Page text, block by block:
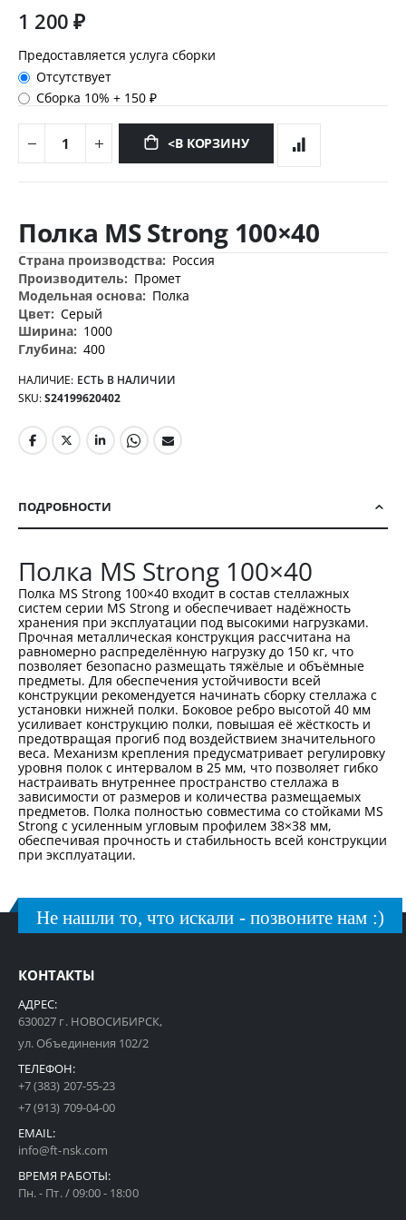
1 200 ₽
Предоставляется услуга сборки
Отсутствует
Сборка 10%+ 150 ₽
<В КОРЗИНУ
к
началу
галереи
изображений
Полка MS Strong 100×40
Дополнительная
информация
Россия
Промет
Полка
Серый
1000
400
НАЛИЧИЕ: ЕСТЬ В НАЛИЧИИ
SKU S24199620402
ПОДРОБНОСТИ
Полка MS Strong 100×40
Полка MS Strong 100×40 входит в состав стеллажных
систем серии MS Strong и обеспечивает надёжность
хранения при эксплуатации под высокими нагрузками.
Прочная металлическая конструкция рассчитана на
равномерно распределённую нагрузку до 150 кг, что
позволяет безопасно размещать тяжёлые и объёмные
предметы. Для обеспечения устойчивости всей
конструкции рекомендуется начинать сборку стеллажа с
установки нижней полки. Боковое ребро высотой 40 мм
усиливает конструкцию полки, повышая её жёсткость и
предотвращая прогиб под воздействием значительного
веса. Механизм крепления предусматривает регулировку
уровня полок с интервалом в 25 мм, что позволяет гибко
настраивать внутреннее пространство стеллажа в
зависимости от размеров и количества размещаемых
предметов. Полка полностью совместима со стойками MS
Strong с усиленным угловым профилем 38×38 мм,
обеспечивая прочность и стабильность всей конструкции
при эксплуатации.
Не нашли то, что искали - позвоните нам :)
КОНТАКТЫ
АДРЕС:
630027 г. НОВОСИБИРСК,
ул. Объединения 102/2
ТЕЛЕФОН:
+7 (383) 207-55-23
+7 (913) 709-04-00
EMAIL:
info@ft-nsk.com
ВРЕМЯ РАБОТЫ:
Пн. - Пт. / 09:00 - 18:00